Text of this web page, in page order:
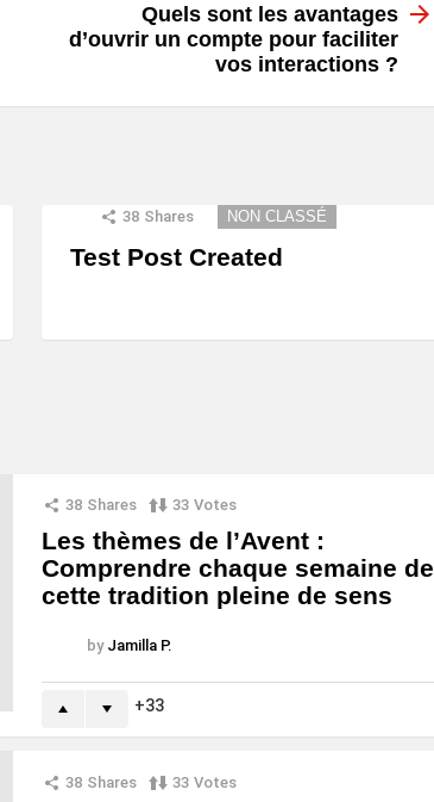
Quels sont les avantages
d’ouvrir un compte pour faciliter
vos interactions ?
38 Shares NON CLASSÉ
Test Post Created
38 Shares 33 Votes
Les thèmes de l’Avent :
Comprendre chaque semaine de
cette tradition pleine de sens
by Jamilla P.
33
38 Shares 33 Votes